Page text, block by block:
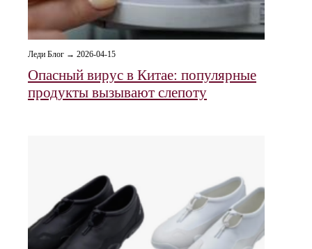
Леди Блог → 2026-04-15
Опасный вирус в Китае: популярные
продукты вызывают слепоту